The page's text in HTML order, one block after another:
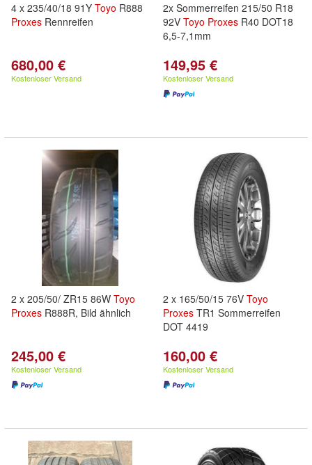
4 x 235/40/18 91Y Toyo R888
Proxes Rennreifen
680,00 €
Kostenloser Versand
2x Sommerreifen 215/50 R18
92V Toyo Proxes R40 DOT18
6,5-7,1mm
149,95 €
Kostenloser Versand
2 x 205/50/ ZR15 86W Toyo
Proxes R888R, Bild ähnlich
245,00 €
Kostenloser Versand
2 x 165/50/15 76V Toyo
Proxes TR1 Sommerreifen
DOT 4419
160,00 €
Kostenloser Versand